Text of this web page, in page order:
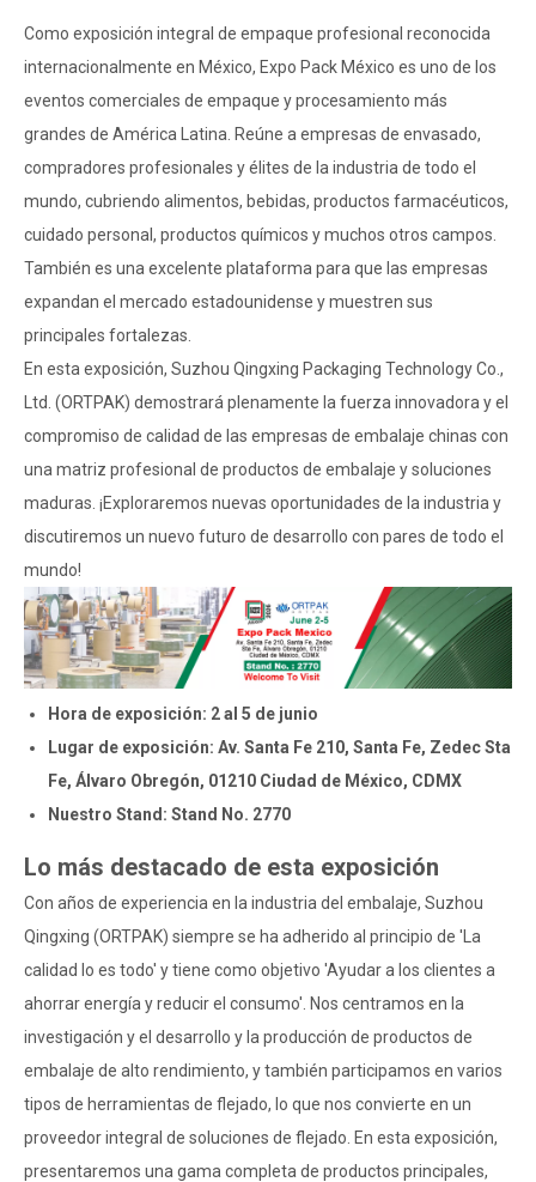
Como exposición integral de empaque profesional reconocida
internacionalmente en México, Expo Pack México es uno de los
eventos comerciales de empaque y procesamiento más
grandes de América Latina. Reúne a empresas de envasado,
compradores profesionales y élites de la industria de todo el
mundo, cubriendo alimentos, bebidas, productos farmacéuticos,
cuidado personal, productos químicos y muchos otros campos.
También es una excelente plataforma para que las empresas
expandan el mercado estadounidense y muestren sus
principales fortalezas.
En esta exposición, Suzhou Qingxing Packaging Technology Co.,
Ltd. (ORTPAK) demostrará plenamente la fuerza innovadora y el
compromiso de calidad de las empresas de embalaje chinas con
una matriz profesional de productos de embalaje y soluciones
maduras. ¡Exploraremos nuevas oportunidades de la industria y
discutiremos un nuevo futuro de desarrollo con pares de todo el
mundo!
Hora de exposición: 2 al 5 de junio
Lugar de exposición: Av. Santa Fe 210, Santa Fe, Zedec Sta
Fe, Álvaro Obregón, 01210 Ciudad de México, CDMX
Nuestro Stand: Stand No. 2770
Lo más destacado de esta exposición
Con años de experiencia en la industria del embalaje, Suzhou
Qingxing (ORTPAK) siempre se ha adherido al principio de 'La
calidad lo es todo' y tiene como objetivo 'Ayudar a los clientes a
ahorrar energía y reducir el consumo'. Nos centramos en la
investigación y el desarrollo y la producción de productos de
embalaje de alto rendimiento, y también participamos en varios
tipos de herramientas de flejado, lo que nos convierte en un
proveedor integral de soluciones de flejado. En esta exposición,
presentaremos una gama completa de productos principales,